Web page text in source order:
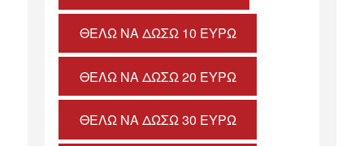
ΘΈΛΩ ΝΑ ΔΏΣΩ 10 ΕΥΡΏ
ΘΈΛΩ ΝΑ ΔΏΣΩ 20 ΕΥΡΏ
ΘΈΛΩ ΝΑ ΔΏΣΩ 30 ΕΥΡΏ